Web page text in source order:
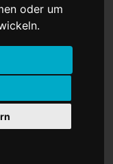
oder um